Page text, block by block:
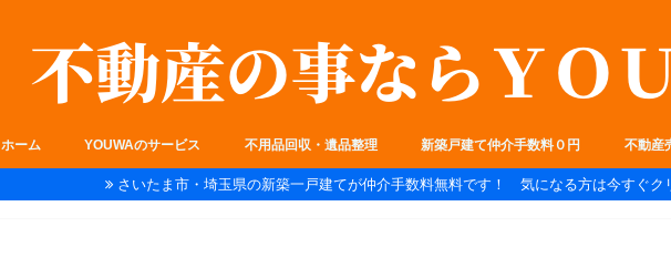
ホーム YOUWAのサービス 不用品回収・遺品整理 新築戸建て仲介手数料０円 不動産
さいたま市・埼玉県の新築一戸建てが仲介手数料無料です！ 気になる方は今すぐク